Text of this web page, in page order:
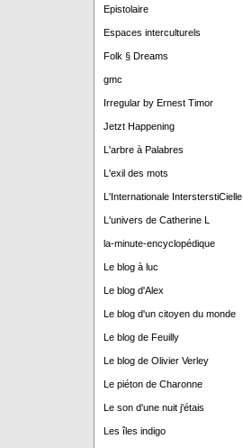
Epistolaire
Espaces interculturels
Folk § Dreams
gmc
Irregular by Ernest Timor
Jetzt Happening
L'arbre à Palabres
L'exil des mots
L'Internationale IntersterstiCielle
L'univers de Catherine L
la-minute-encyclopédique
Le blog à luc
Le blog d'Alex
Le blog d'un citoyen du monde
Le blog de Feuilly
Le blog de Olivier Verley
Le piéton de Charonne
Le son d'une nuit j'étais
Les îles indigo